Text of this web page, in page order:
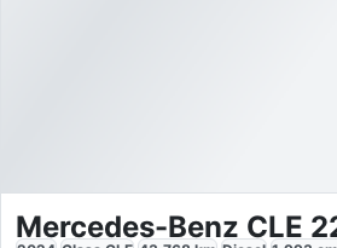
Mercedes-Benz CLE